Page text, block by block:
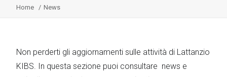
Home News
Non perderti gli aggiornamenti sulle attività di Lattanzio
KIBS. In questa sezione puoi consultare news e